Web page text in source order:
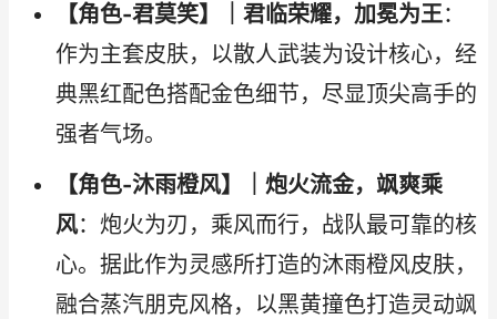
【角色-君莫笑】｜君临荣耀，加冕为王：
作为主套皮肤，以散人武装为设计核心，经
典黑红配色搭配金色细节，尽显顶尖高手的
强者气场。
【角色-沐雨橙风】｜炮火流金，飒爽乘
风：炮火为刃，乘风而行，战队最可靠的核
心。据此作为灵感所打造的沐雨橙风皮肤，
融合蒸汽朋克风格，以黑黄撞色打造灵动飒